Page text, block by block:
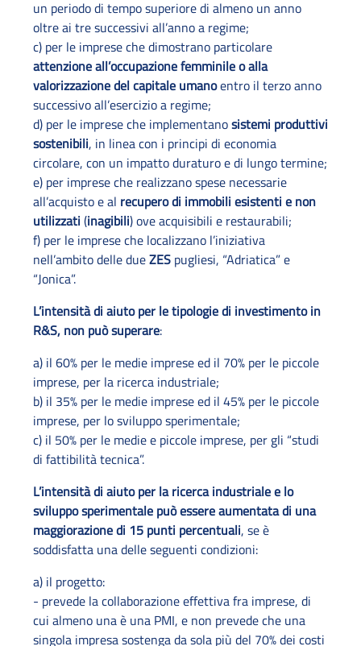
un periodo di tempo superiore di almeno un anno
oltre ai tre successivi all’anno a regime;
c) per le imprese che dimostrano particolare
attenzione all’occupazione femminile o alla
valorizzazione del capitale umanoentro il terzo anno
successivo all’esercizio a regime;
d) per le imprese che implementanosistemi produttivi
sostenibili, in linea con i principi di economia
circolare, con un impatto duraturo e di lungo termine;
e) per imprese che realizzano spese necessarie
all’acquisto e al recupero di immobili esistenti e non
utilizzati (inagibili) ove acquisibili e restaurabili;
f) per le imprese che localizzano l’iniziativa
nell’ambito delle dueZES pugliesi, “Adriatica” e
“Jonica”.
L’intensità di aiuto per le tipologie di investimento in
R&S, non può superare:
a) il 60% per le medie imprese ed il 70% per le piccole
imprese, per la ricerca industriale;
b) il 35% per le medie imprese ed il 45% per le piccole
imprese, per lo sviluppo sperimentale;
c) il 50% per le medie e piccole imprese, per gli “studi
di fattibilità tecnica”.
L’intensità di aiuto per la ricerca industriale e lo
sviluppo sperimentale può essere aumentata di una
maggiorazione di 15 punti percentuali, se è
soddisfatta una delle seguenti condizioni:
a) il progetto:
- prevede la collaborazione effettiva fra imprese, di
cui almeno una è una PMI, e non prevede che una
singola impresa sostenga da sola più del 70% dei costi